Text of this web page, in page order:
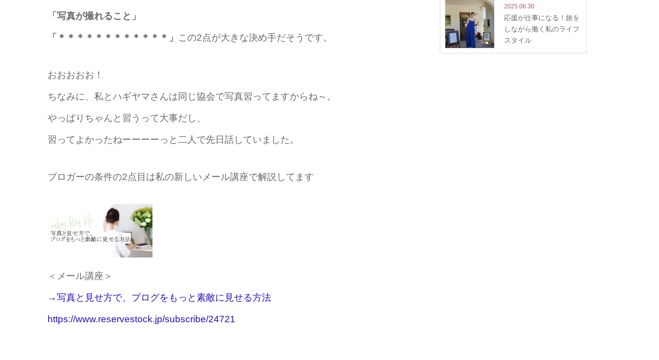
「写真が撮れること」
「＊＊＊＊＊＊＊＊＊＊＊＊」 この2点が大きな決め手だそうです。
おおおおお！
ちなみに、私とハギヤマさんは同じ協会で写真習ってますからね～。
やっぱりちゃんと習うって大事だし、
習ってよかったねーーーーっと二人で先日話していました。
ブロガーの条件の2点目は私の新しいメール講座で解説してます
＜メール講座＞
→写真と見せ方で、ブログをもっと素敵に見せる方法
https://www.reservestock.jp/subscribe/24721
2025.06.30
応援が仕事になる！旅を
しながら働く私のライフ
スタイル